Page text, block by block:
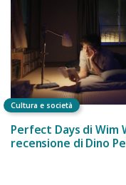
Cultura e società
Perfect Days di Wim
recensione di Dino